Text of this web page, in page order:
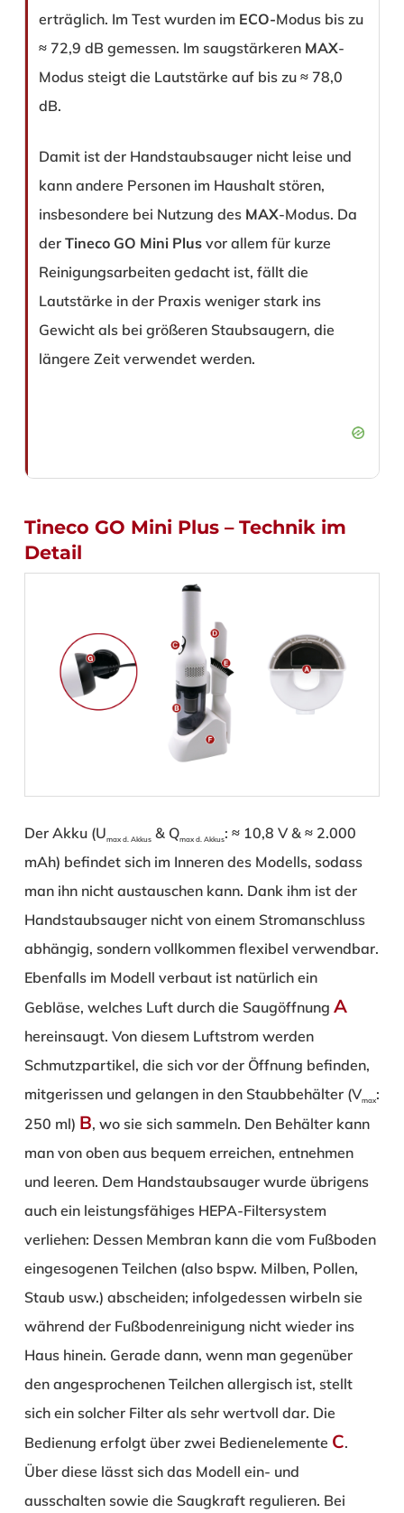
erträglich. Im Test wurden im ECO-Modus bis zu
≈ 72,9 dB gemessen. Im saugstärkeren MAX-
Modus steigt die Lautstärke auf bis zu ≈ 78,0
dB.
Damit ist der Handstaubsauger nicht leise und
kann andere Personen im Haushalt stören,
insbesondere bei Nutzung des MAX-Modus. Da
der Tineco GO Mini Plusvor allem für kurze
Reinigungsarbeiten gedacht ist, fällt die
Lautstärke in der Praxis weniger stark ins
Gewicht als bei größeren Staubsaugern, die
längere Zeit verwendet werden.
Tineco GO Mini Plus – Technik im
Detail
Der Akku (Umax d. Akkus & Qmax d. Akkus: ≈ 10,8 V & ≈ 2.000
mAh) befindet sich im Inneren des Modells, sodass
man ihn nicht austauschen kann. Dank ihm ist der
Handstaubsauger nicht von einem Stromanschluss
abhängig, sondern vollkommen flexibel verwendbar.
Ebenfalls im Modell verbaut ist natürlich ein
Gebläse, welches Luft durch die Saugöffnung A
hereinsaugt. Von diesem Luftstrom werden
Schmutzpartikel, die sich vor der Öffnung befinden,
mitgerissen und gelangen in den Staubbehälter (Vmax:
250 ml) B, wo sie sich sammeln. Den Behälter kann
man von oben aus bequem erreichen, entnehmen
und leeren. Dem Handstaubsauger wurde übrigens
auch ein leistungsfähiges HEPA-Filtersystem
verliehen: Dessen Membran kann die vom Fußboden
eingesogenen Teilchen (also bspw. Milben, Pollen,
Staub usw.) abscheiden; infolgedessen wirbeln sie
während der Fußbodenreinigung nicht wieder ins
Haus hinein. Gerade dann, wenn man gegenüber
den angesprochenen Teilchen allergisch ist, stellt
sich ein solcher Filter als sehr wertvoll dar. Die
Bedienung erfolgt über zwei Bedienelemente C.
Über diese lässt sich das Modell ein- und
ausschalten sowie die Saugkraft regulieren. Bei